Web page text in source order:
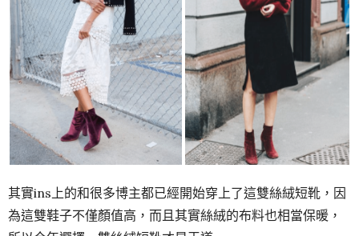
其實ins上的和很多博主都已經開始穿上了這雙絲絨短靴，因
為這雙鞋子不僅顏值高，而且其實絲絨的布料也相當保暖，